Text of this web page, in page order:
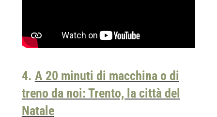
4. A 20 minuti di macchina o di
treno da noi: Trento, la città del
Natale